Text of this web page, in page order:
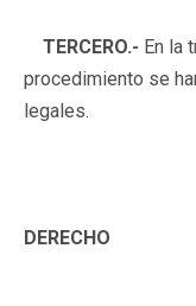
TERCERO.- En la
procedimiento se
legales.
DERECHO